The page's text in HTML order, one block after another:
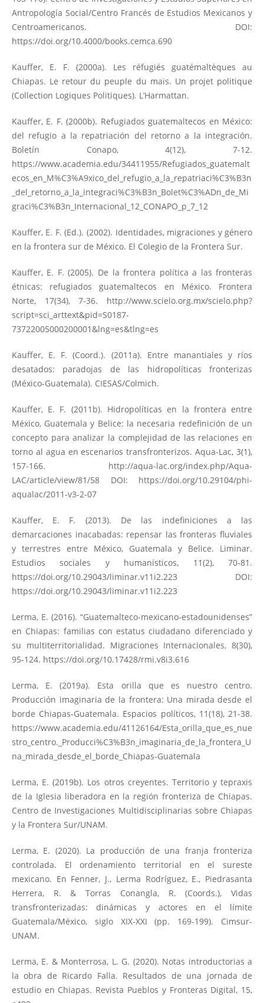
Antropología Social/Centro Francés de Estudios Mexicanos y
Centroamericanos. DOI:
https://doi.org/10.4000/books.cemca.690
Kauffer, E. F. (2000a). Les réfugiés guatémaltèques au
Chiapas. Le retour du peuple du maïs. Un projet politique
(Collection Logiques Politiques). L’Harmattan.
Kauffer, E. F. (2000b). Refugiados guatemaltecos en México:
del refugio a la repatriación del retorno a la integración.
Boletín Conapo, 4(12), 7-12.
https://www.academia.edu/34411955/Refugiados_guatemalt
ecos_en_M%C3%A9xico_del_refugio_a_la_repatriaci%C3%B3n
_del_retorno_a_la_integraci%C3%B3n_Bolet%C3%ADn_de_Mi
graci%C3%B3n_Internacional_12_CONAPO_p_7_12
Kauffer, E. F. (Ed.). (2002). Identidades, migraciones y género
en la frontera sur de México. El Colegio de la Frontera Sur.
Kauffer, E. F. (2005). De la frontera política a las fronteras
étnicas: refugiados guatemaltecos en México. Frontera
Norte, 17(34), 7-36. http://www.scielo.org.mx/scielo.php?
script=sci_arttext&pid=S0187-
73722005000200001&lng=es&tlng=es
Kauffer, E. F. (Coord.). (2011a). Entre manantiales y ríos
desatados: paradojas de las hidropolíticas fronterizas
(México-Guatemala). CIESAS/Colmich.
Kauffer, E. F. (2011b). Hidropolíticas en la frontera entre
México, Guatemala y Belice: la necesaria redefinición de un
concepto para analizar la complejidad de las relaciones en
torno al agua en escenarios transfronterizos. Aqua-Lac, 3(1),
157-166. http://aqua-lac.org/index.php/Aqua-
LAC/article/view/81/58DOI: https://doi.org/10.29104/phi-
aqualac/2011-v3-2-07
Kauffer, E. F. (2013). De las indefiniciones a las
demarcaciones inacabadas: repensar las fronteras fluviales
y terrestres entre México, Guatemala y Belice. Liminar.
Estudios sociales y humanísticos, 11(2), 70-81.
https://doi.org/10.29043/liminar.v11i2.223 DOI:
https://doi.org/10.29043/liminar.v11i2.223
Lerma, E. (2016). “Guatemalteco-mexicano-estadounidenses”
en Chiapas: familias con estatus ciudadano diferenciado y
su multiterritorialidad. Migraciones Internacionales, 8(30),
95-124. https://doi.org/10.17428/rmi.v8i3.616
Lerma, E. (2019a). Esta orilla que es nuestro centro.
Producción imaginaria de la frontera: Una mirada desde el
borde Chiapas-Guatemala. Espacios políticos, 11(18), 21-38.
https://www.academia.edu/41126164/Esta_orilla_que_es_nue
stro_centro._Producci%C3%B3n_imaginaria_de_la_frontera_U
na_mirada_desde_el_borde_Chiapas-Guatemala
Lerma, E. (2019b). Los otros creyentes. Territorio y tepraxis
de la Iglesia liberadora en la región fronteriza de Chiapas.
Centro de Investigaciones Multidisciplinarias sobre Chiapas
y la Frontera Sur/UNAM.
Lerma, E. (2020). La producción de una franja fronteriza
controlada. El ordenamiento territorial en el sureste
mexicano. En Fenner, J., Lerma Rodríguez, E., Piedrasanta
Herrera, R. & Torras Conangla, R. (Coords.), Vidas
transfronterizadas: dinámicas y actores en el límite
Guatemala/México, siglo XIX-XXI (pp. 169-199). Cimsur-
UNAM.
Lerma, E. & Monterrosa, L. G. (2020). Notas introductorias a
la obra de Ricardo Falla. Resultados de una jornada de
estudio en Chiapas. Revista Pueblos y Fronteras Digital, 15,